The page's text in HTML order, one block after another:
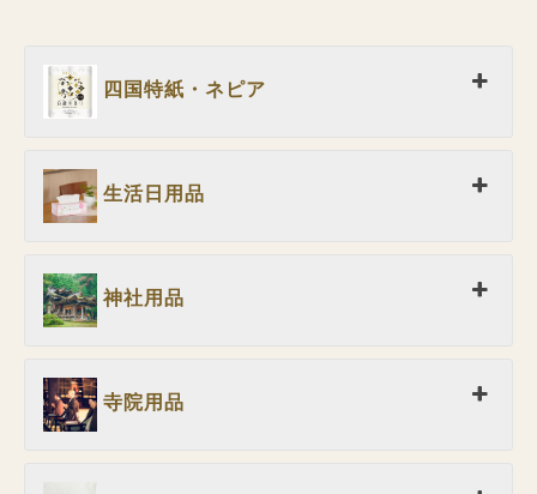
四国特紙・ネピア
生活日用品
神社用品
寺院用品